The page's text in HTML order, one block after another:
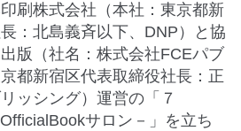
刷株式会社（本社：東京都新
：北島義斉以下、DNP）と協
版（社名：株式会社FCEパブ
都新宿区代表取締役社長：正
ッシング）運営の「７
サロン－」を立ち